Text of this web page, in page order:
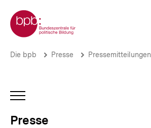
zum
Seiteninhalt
springen
Zur Startseite der bpb
fluter:
bpb.de
Brotkrümelnavigation
Pfadnavigation
Die bpb Presse Pressemitteilungen
INHALTSNAVIGATION
Presse